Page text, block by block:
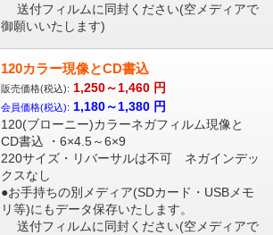
送付フィルムに同封ください(空メディアで
御願いいたします)
120カラー現像とCD書込
販売価格(税込): 1,250～1,460 円
会員価格(税込): 1,180～1,380 円
120(ブローニー)カラーネガフィルム現像と
CD書込 ・6×4.5～6×9
220サイズ・リバーサルは不可 ネガインデッ
クスなし
●お手持ちの別メディア(SDカード・USBメモ
リ等)にもデータ保存いたします。
送付フィルムに同封ください(空メディアで